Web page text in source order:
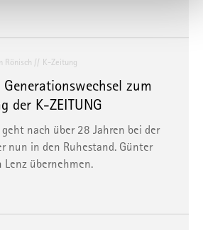
Kontroll- und Überwachungszwecken
Ihnen Rechtsbehelfe dagegen
oder die Datenverarbeitung ablehnen.
jederzeit anpassen sowie Ihre
Rönisch K-Zeitung
zum
der K-ZEITUNG
nach über 28 Jahren bei der
nun in den Ruhestand. Günter
Lenz übernehmen.